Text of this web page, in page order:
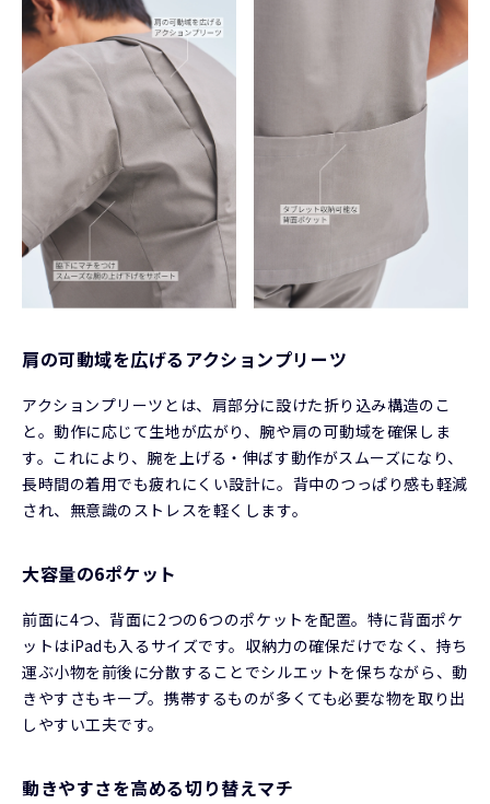
肩の可動域を広げるアクションプリーツ
アクションプリーツとは、肩部分に設けた折り込み構造のこ
と。動作に応じて生地が広がり、腕や肩の可動域を確保しま
す。これにより、腕を上げる・伸ばす動作がスムーズになり、
長時間の着用でも疲れにくい設計に。背中のつっぱり感も軽減
され、無意識のストレスを軽くします。
大容量の6ポケット
前面に4つ、背面に2つの6つのポケットを配置。特に背面ポケ
ットはiPadも入るサイズです。収納力の確保だけでなく、持ち
運ぶ小物を前後に分散することでシルエットを保ちながら、動
きやすさもキープ。携帯するものが多くても必要な物を取り出
しやすい工夫です。
動きやすさを高める切り替えマチ